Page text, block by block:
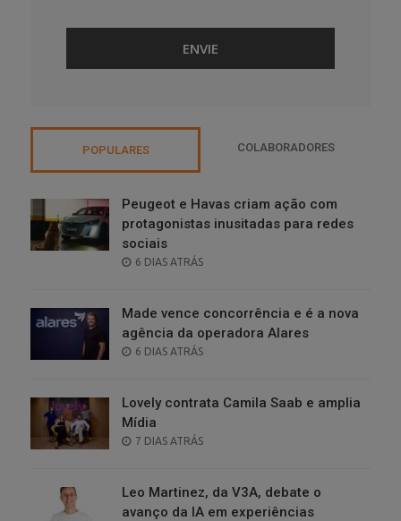
POPULARES COLABORADORES
Peugeot e Havas criam ação com
protagonistas inusitadas para redes
sociais
POSTED
6 DIAS ATRÁS
Made vence concorrência e é a nova
agência da operadora Alares
POSTED
6 DIAS ATRÁS
Lovely contrata Camila Saab e amplia
Mídia
POSTED
7 DIAS ATRÁS
Leo Martinez, da V3A, debate o
avanço da IA em experiências